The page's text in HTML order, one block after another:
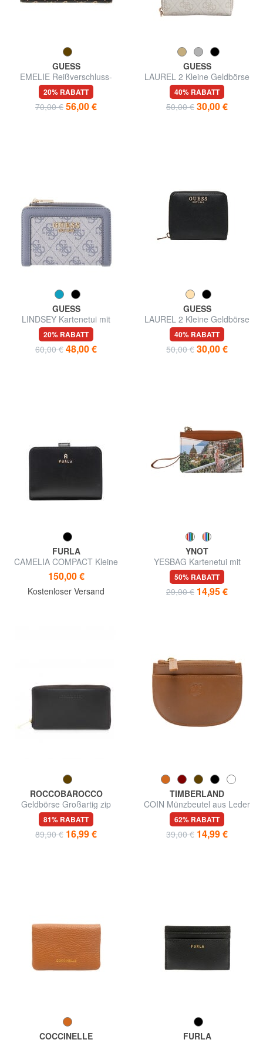
GUESS
EMELIE Reißverschluss-
Geldbörse
20% RABATT
70,00 € 56,00 €
GUESS
LAUREL 2 Kleine Geldbörse
mit Rundum-Reißverschluss
40% RABATT
50,00 € 30,00 €
GUESS
LINDSEY Kartenetui mit
Münzfach
20% RABATT
60,00 € 48,00 €
GUESS
LAUREL 2 Kleine Geldbörse
mit Rundum-Reißverschluss
40% RABATT
50,00 € 30,00 €
FURLA
CAMELIA COMPACT Kleine
Geldbörse aus Leder
150,00 €
Kostenloser Versand
YNOT
YESBAG Kartenetui mit
Reißverschluss und Armband
50% RABATT
29,90 € 14,95 €
ROCCOBAROCCO
Geldbörse Großartig zip
around in Haut
81% RABATT
89,90 € 16,99 €
TIMBERLAND
COIN Münzbeutel aus Leder
62% RABATT
39,00 € 14,99 €
COCCINELLE
FURLA